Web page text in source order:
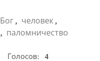
Бог , человек ,
, паломничество
Голосов:
4